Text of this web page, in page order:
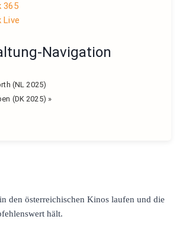
365
Live
Navigation
(NL 2025)
(DK 2025) »
den österreichischen Kinos laufen und die
hält.